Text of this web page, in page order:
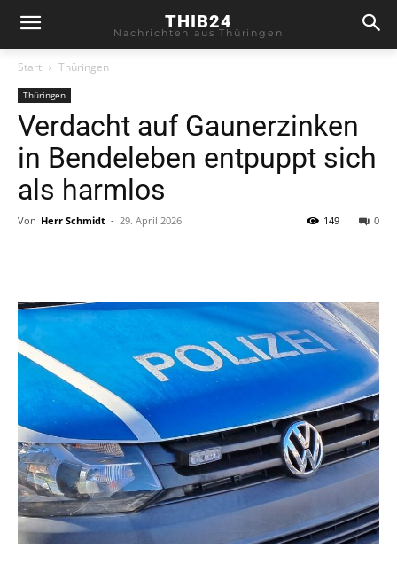
THIB24
Nachrichten aus Thüringen
Start Thüringen
Thüringen
Verdacht auf Gaunerzinken
in Bendeleben entpuppt sich
als harmlos
Von Herr Schmidt - 29. April 2026 0
149